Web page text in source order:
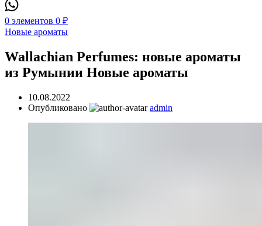
0 элементов 0 ₽
Новые ароматы
Wallachian Perfumes: новые ароматы
из Румынии Новые ароматы
10.08.2022
Опубликовано
admin